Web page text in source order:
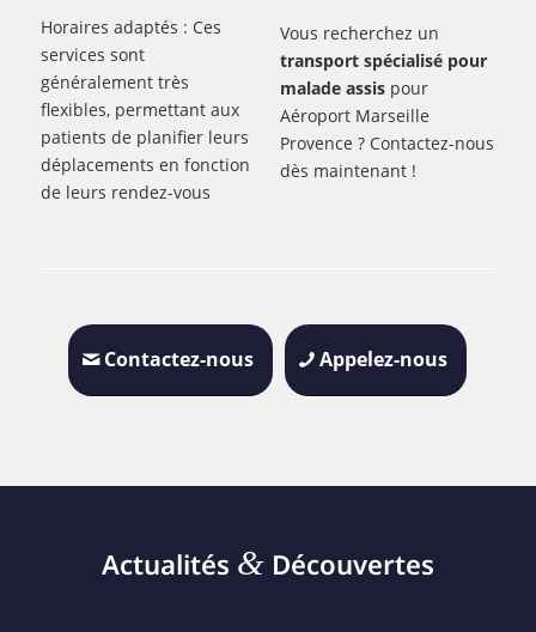
Horaires adaptés : Ces
services sont
généralement très
flexibles, permettant aux
patients de planifier leurs
déplacements en fonction
de leurs rendez-vous
Vous recherchez un
transport spécialisé pour
malade assispour
Aéroport Marseille
Provence ? Contactez-nous
dès maintenant !
Contactez-nous Appelez-nous
Actualités &Découvertes